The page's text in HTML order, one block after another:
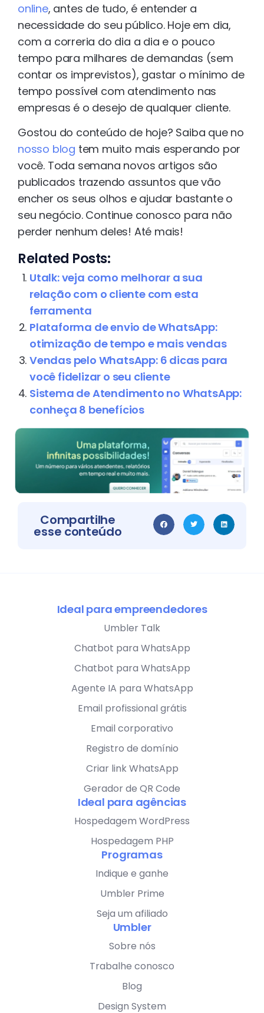
online, antes de tudo, é entender a
necessidade do seu público. Hoje em dia,
com a correria do dia a dia e o pouco
tempo para milhares de demandas (sem
contar os imprevistos), gastar o mínimo de
tempo possível com atendimento nas
empresas é o desejo de qualquer cliente.
Gostou do conteúdo de hoje? Saiba que no
nosso blog tem muito mais esperando por
você. Toda semana novos artigos são
publicados trazendo assuntos que vão
encher os seus olhos e ajudar bastante o
seu negócio. Continue conosco para não
perder nenhum deles! Até mais!
Related Posts:
Utalk: veja como melhorar a sua
relação com o cliente com esta
ferramenta
Plataforma de envio de WhatsApp:
otimização de tempo e mais vendas
Vendas pelo WhatsApp: 6 dicas para
você fidelizar o seu cliente
Sistema de Atendimento no WhatsApp:
conheça 8 benefícios
Compartilhe
esse conteúdo
Ideal para empreendedores
Umbler Talk
Chatbot para WhatsApp
Chatbot para WhatsApp
Agente IA para WhatsApp
Email profissional grátis
Email corporativo
Registro de domínio
Criar link WhatsApp
Gerador de QR Code
Ideal para agências
Hospedagem WordPress
Hospedagem PHP
Programas
Indique e ganhe
Umbler Prime
Seja um afiliado
Umbler
Sobre nós
Trabalhe conosco
Blog
Design System